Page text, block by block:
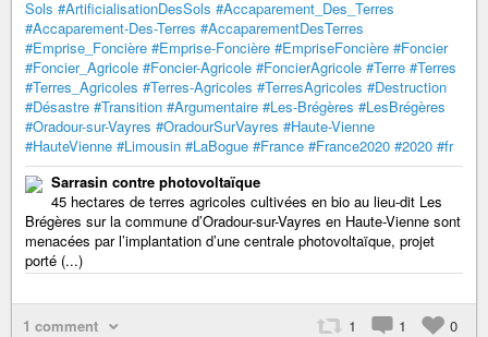
Sols #ArtificialisationDesSols #Accaparement_Des_Terres
#Accaparement-Des-Terres #AccaparementDesTerres
#Emprise_Foncière #Emprise-Foncière #EmpriseFoncière #Foncier
#Foncier_Agricole #Foncier-Agricole #FoncierAgricole #Terre #Terres
#Terres_Agricoles #Terres-Agricoles #TerresAgricoles #Destruction
#Désastre #Transition #Argumentaire #Les-Brégères #LesBrégères
#Oradour-sur-Vayres #OradourSurVayres #Haute-Vienne
#HauteVienne #Limousin #LaBogue #France #France2020 #2020 #fr
Sarrasin contre photovoltaïque
45 hectares de terres agricoles cultivées en bio au lieu-dit Les
Brégères sur la commune d’Oradour-sur-Vayres en Haute-Vienne sont
menacées par l’implantation d’une centrale photovoltaïque, projet
porté (...)
1 comment 1 1 0